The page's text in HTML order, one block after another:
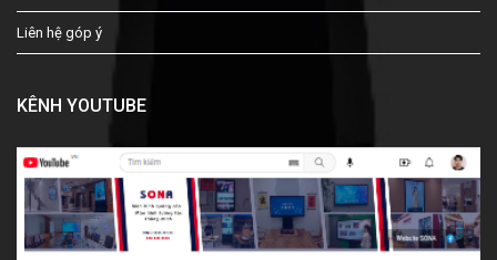
Liên hệ góp ý
KÊNH YOUTUBE